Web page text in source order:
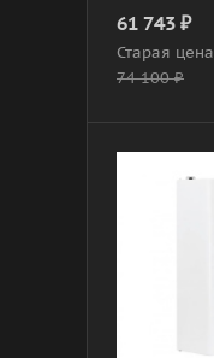
61 743 ₽
Старая цена
74 100₽